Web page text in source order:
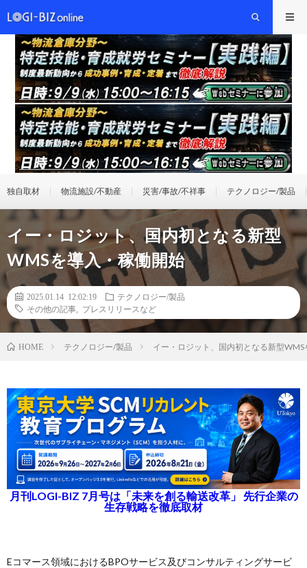
独自取材 物流施設/不動産 災害/事故/不祥事 テクノロジー/製品
イー・ロジット、国内初となる新型
WMSを導入・稼働開始
2025.01.14 12:02:19
テクノロジー/製品
その他の記事
プレスリリースなど
HOME テクノロジー/製品 イー・ロジット、国内初となる新型
月刊LOGI-BIZ 7月号は「未来を創る輸送改革」 先行企業の
生存戦略を徹底取材
Eコマース領域におけるBPOサービス及びコンサルティングサービ